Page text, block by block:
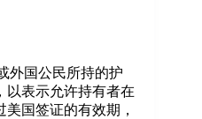
外国公民所持的护
以表示允许持有者在
国签证的有效期，